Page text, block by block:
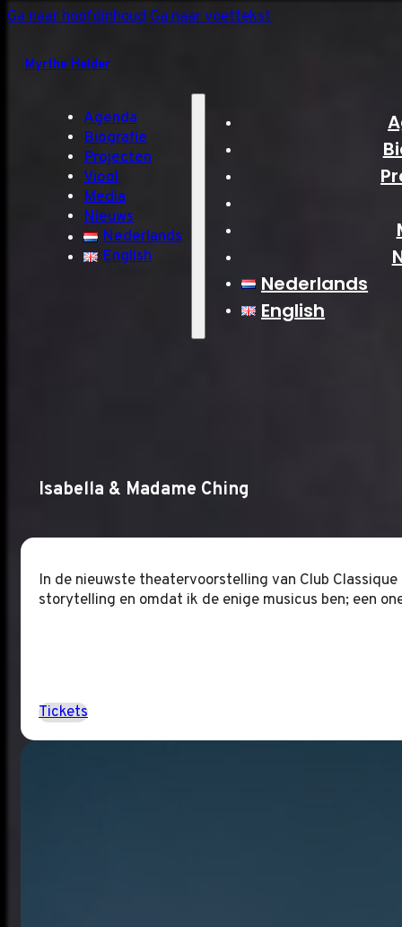
Ga naar hoofdinhoudGa naar voettekst
Myrthe Helder
Agenda
Biografie
Projecten
Viool
Media
Nieuws
Nederlands
English
Nederlands
English
Isabella & Madame Ching
In de nieuwste theatervoorstelling van Club
storytelling en omdat ik de enige musicus ben; een
Tickets